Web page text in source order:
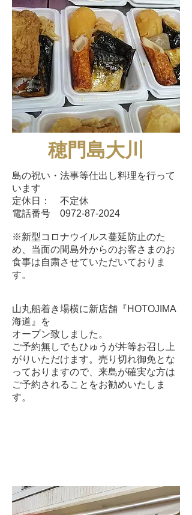
穂門島大川
島の祝い・法事等仕出し料理を行って
います
​定休日： 不定休
電話番号 0972-87-2024
※新型コロナウイルス蔓延防止のた
め、当面の間島外からのお客さまのお
食事は自粛させていただいておりま
す。
山丸船着き場横に新店舗『HOTOJIMA
海道』を​
オープン致しました。
ご予約無しでもひゅうが丼等お召し上
がりいただけます。売り切れ御免とな
っておりますので、来島が確実な方は
ご予約されることをお勧めいたしま
す。